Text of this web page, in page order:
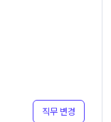
직무 변경